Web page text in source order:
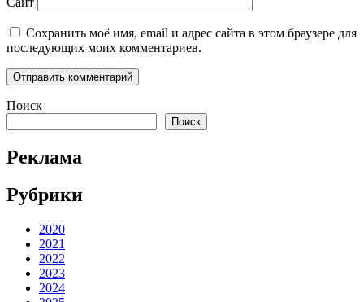
Сохранить моё имя, email и адрес сайта в этом браузере для
последующих моих комментариев.
Поиск
Поиск
Реклама
Рубрики
2020
2021
2022
2023
2024